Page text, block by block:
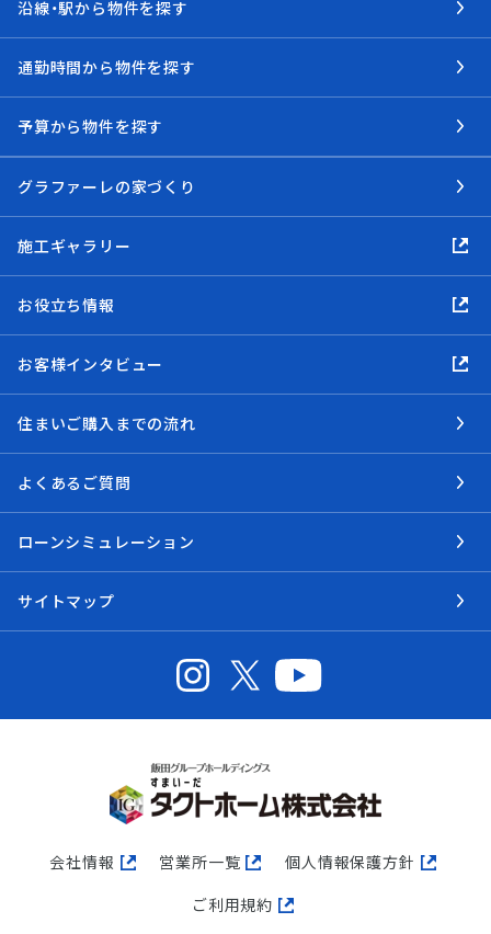
沿線・駅から物件を探す
通勤時間から物件を探す
予算から物件を探す
グラファーレの家づくり
施工ギャラリー
お役立ち情報
お客様インタビュー
住まいご購入までの流れ
よくあるご質問
ローンシミュレーション
サイトマップ
会社情報 営業所一覧 個人情報保護方針
ご利用規約